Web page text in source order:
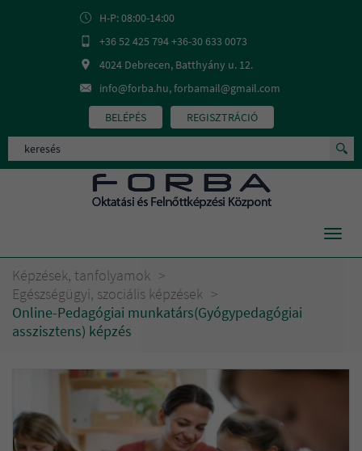
H-P: 08:00-14:00
+36 52 425 794 +36-30 633 0073
4024 Debrecen, Batthyány u. 12.
info@forba.hu, forbamail@gmail.com
BELÉPÉS
REGISZTRÁCIÓ
Képzések, tanfolyamok >
Egészségügyi, szociális képzések >
Online-Pedagógiai munkatárs(Gyógypedagógiai
asszisztens) képzés